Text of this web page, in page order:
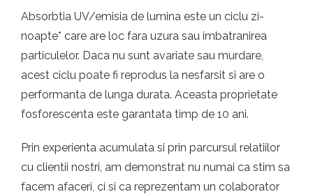
Absorbtia UV/emisia de lumina este un ciclu zi-
noapte* care are loc fara uzura sau imbatranirea
particulelor. Daca nu sunt avariate sau murdare,
acest ciclu poate fi reprodus la nesfarsit si are o
performanta de lunga durata. Aceasta proprietate
fosforescenta este garantata timp de 10 ani.
Prin experienta acumulata si prin parcursul relatiilor
cu clientii nostri, am demonstrat nu numai ca stim sa
facem afaceri, ci si ca reprezentam un colaborator